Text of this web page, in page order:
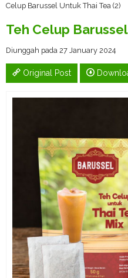
Celup Barussel Untuk Thai Tea (2)
Teh Celup
Diunggah pada 27 January 2024
Original Post